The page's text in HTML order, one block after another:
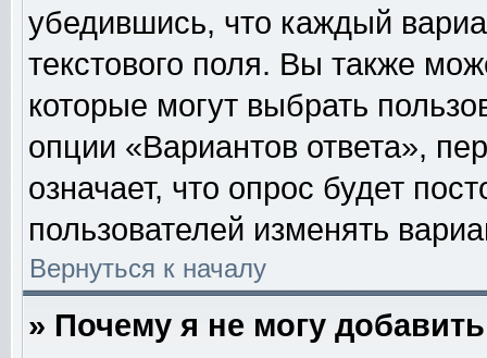
убедившись, что каждый
текстового поля. Вы также
которые могут выбрать
опции «Вариантов ответа»,
означает, что опрос будет
пользователей изменять
Вернуться к началу
» Почему я не могу